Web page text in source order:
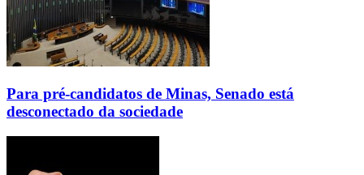
Para pré-candidatos de Minas, Senado está
desconectado da sociedade